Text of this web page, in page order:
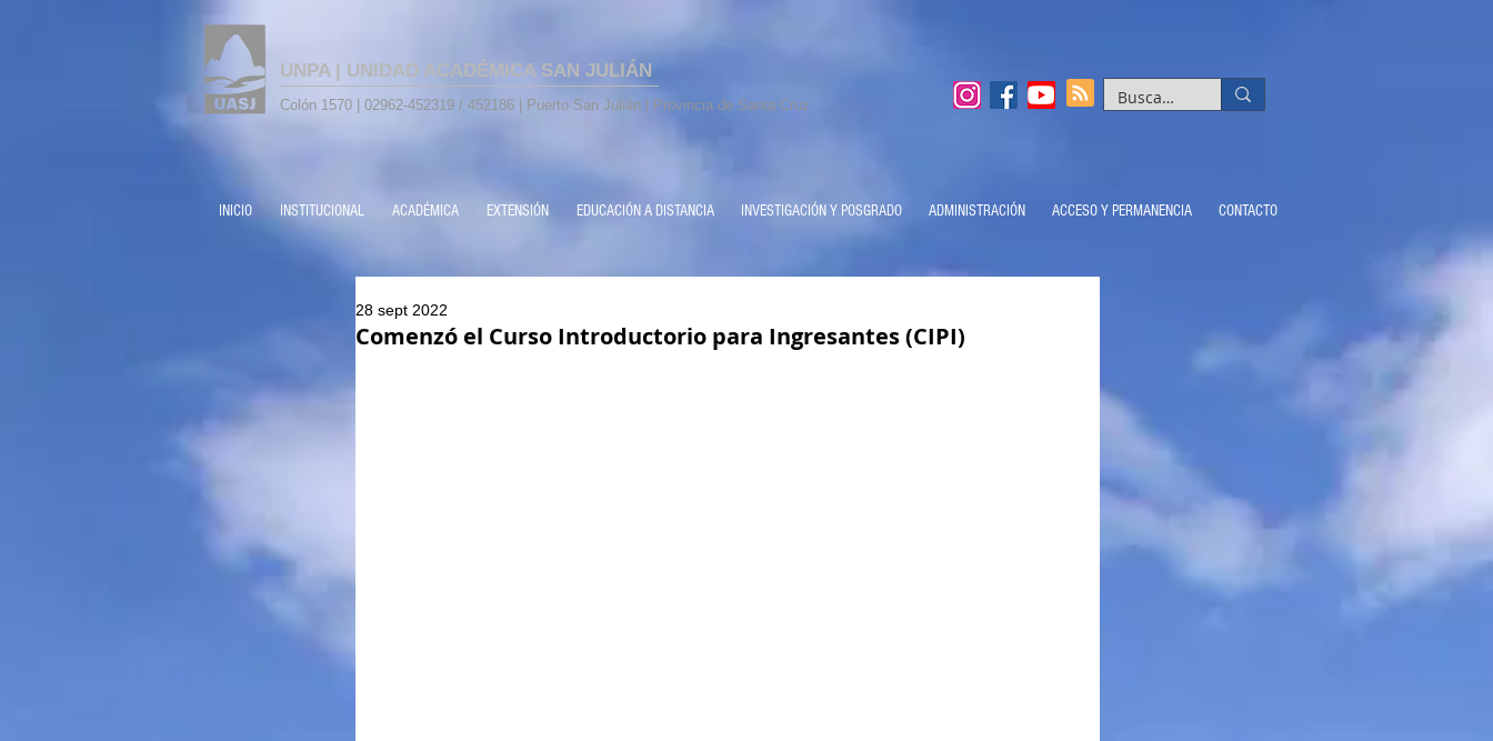
UNPA | UNIDAD ACADÉMICA SAN JULIÁN
Colón 1570 | 02962-452319 / 452186 | Puerto San Julián | Provincia de Santa Cruz
INICIO INSTITUCIONAL ACADÉMICA EXTENSIÓN EDUCACIÓN A DISTANCIA INVESTIGACIÓN Y POSGRADO ADMINISTRACIÓN ACCESO Y PERMANENCIA CONTACTO
Comenzó el Curso Introductorio para Ingresantes (CIPI)
28 sept 2022